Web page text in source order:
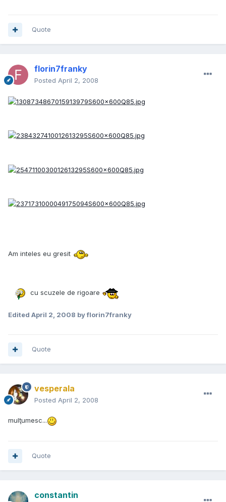
Quote
florin7franky
Posted April 2, 2008
Am inteles eu gresit
cu scuzele de rigoare
Edited April 2, 2008 by florin7franky
Quote
vesperala
Posted April 2, 2008
mulţumesc...
Quote
constantin